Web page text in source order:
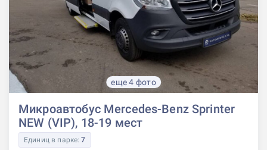
еще 4 фото
Микроавтобус Mercedes-Benz Sprinter
NEW (VIP), 18-19 мест
Единиц в парке:7